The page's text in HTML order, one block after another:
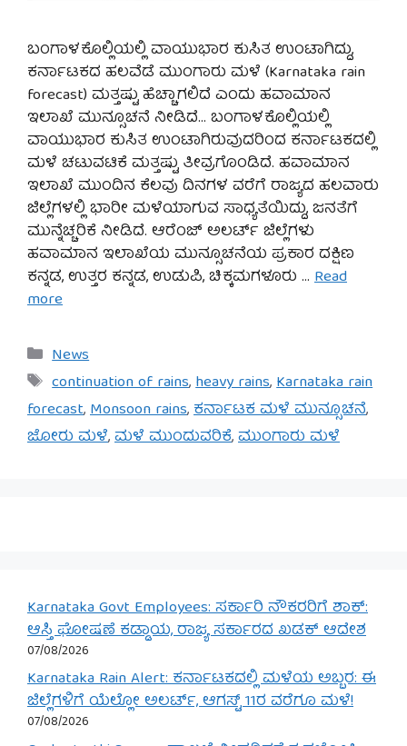
ಬಂಗಾಳಕೊಲ್ಲಿಯಲ್ಲಿ ವಾಯುಭಾರ ಕುಸಿತ ಉಂಟಾಗಿದ್ದು,
ಕರ್ನಾಟಕದ ಹಲವೆಡೆ ಮುಂಗಾರು ಮಳೆ (Karnataka rain
forecast) ಮತ್ತಷ್ಟು ಹೆಚ್ಚಾಗಲಿದೆ ಎಂದು ಹವಾಮಾನ
ಇಲಾಖೆ ಮುನ್ಸೂಚನೆ ನೀಡಿದೆ… ಬಂಗಾಳಕೊಲ್ಲಿಯಲ್ಲಿ
ವಾಯುಭಾರ ಕುಸಿತ ಉಂಟಾಗಿರುವುದರಿಂದ ಕರ್ನಾಟಕದಲ್ಲಿ
ಮಳೆ ಚಟುವಟಿಕೆ ಮತ್ತಷ್ಟು ತೀವ್ರಗೊಂಡಿದೆ. ಹವಾಮಾನ
ಇಲಾಖೆ ಮುಂದಿನ ಕೆಲವು ದಿನಗಳ ವರೆಗೆ ರಾಜ್ಯದ ಹಲವಾರು
ಜಿಲ್ಲೆಗಳಲ್ಲಿ ಭಾರೀ ಮಳೆಯಾಗುವ ಸಾಧ್ಯತೆಯಿದ್ದು, ಜನತೆಗೆ
ಮುನ್ನೆಚ್ಚರಿಕೆ ನೀಡಿದೆ. ಆರೆಂಜ್ ಅಲರ್ಟ್ ಜಿಲ್ಲೆಗಳು
ಹವಾಮಾನ ಇಲಾಖೆಯ ಮುನ್ಸೂಚನೆಯ ಪ್ರಕಾರ ದಕ್ಷಿಣ
ಕನ್ನಡ, ಉತ್ತರ ಕನ್ನಡ, ಉಡುಪಿ, ಚಿಕ್ಕಮಗಳೂರು … Read
more
Categories
News
Tags
continuation of rains,heavy rains,Karnataka rain
forecast,Monsoon rains,ಕರ್ನಾಟಕ ಮಳೆ ಮುನ್ಸೂಚನೆ,
ಜೋರು ಮಳೆ,ಮಳೆ ಮುಂದುವರಿಕೆ,ಮುಂಗಾರು ಮಳೆ
Karnataka Govt Employees: ಸರ್ಕಾರಿ ನೌಕರರಿಗೆ ಶಾಕ್:
ಆಸ್ತಿ ಘೋಷಣೆ ಕಡ್ಡಾಯ, ರಾಜ್ಯ ಸರ್ಕಾರದ ಖಡಕ್ ಆದೇಶ
07/08/2026
Karnataka Rain Alert: ಕರ್ನಾಟಕದಲ್ಲಿ ಮಳೆಯ ಅಬ್ಬರ: ಈ
ಜಿಲ್ಲೆಗಳಿಗೆ ಯೆಲ್ಲೋ ಅಲರ್ಟ್, ಆಗಸ್ಟ್ 11ರ ವರೆಗೂ ಮಳೆ!
07/08/2026